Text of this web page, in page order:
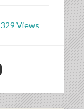
329 Views